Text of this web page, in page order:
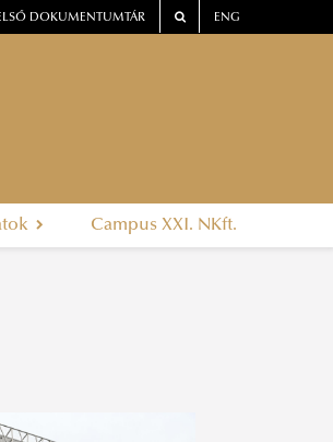
DOKUMENTUMTÁR ENG
Campus XXI. NKft.